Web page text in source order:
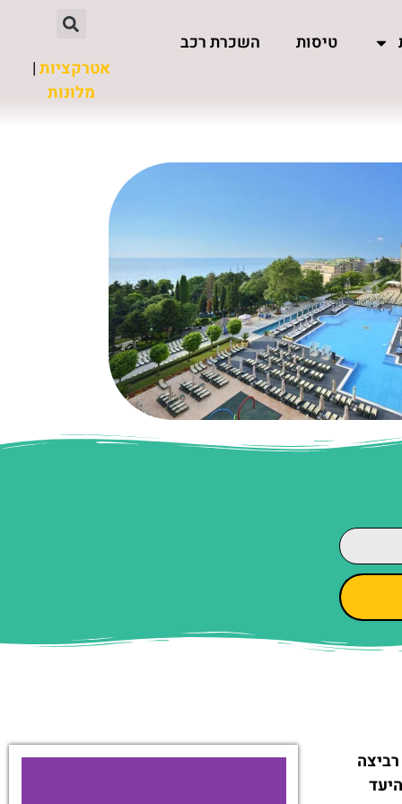
טיסות
השכרת רכב
אטרקציות|
מלונות